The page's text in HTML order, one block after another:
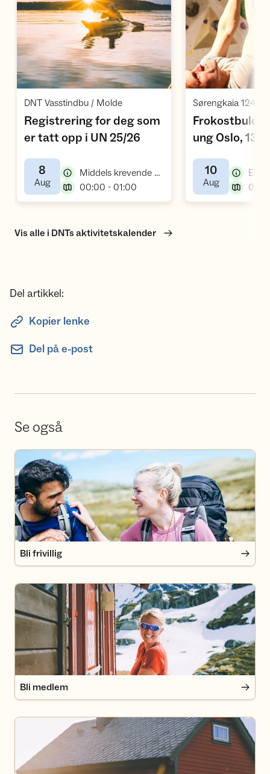
Åpne aktivitet
DNT Vasstindbu / Molde,
Registrering for deg som
er tatt opp i UN 25/26
8
Aug,
Middels krevende kurs
00:00 - 01:00
Sørengkaia 124 /
Frokostbuldring
ung Oslo, 13-
10
Aug,
Vis alle i DNTs aktivitetskalender
Del artikkel:
Kopier lenke
Del på e-post
Se også
Bli frivillig
Bli frivillig
Bli medlem
Bli medlem
Spørsmål og svar om DNT-hyttene